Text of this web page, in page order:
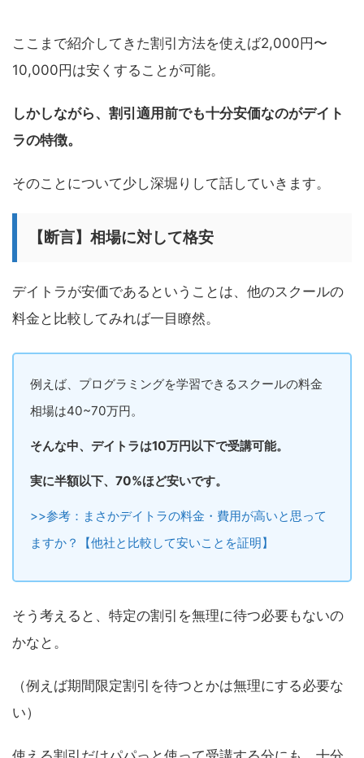
ここまで紹介してきた割引方法を使えば2,000円〜
10,000円は安くすることが可能。
しかしながら、割引適用前でも十分安価なのがデイト
ラの特徴。
そのことについて少し深堀りして話していきます。
【断言】相場に対して格安
デイトラが安価であるということは、他のスクールの
料金と比較してみれば一目瞭然。
例えば、プログラミングを学習できるスクールの料金
相場は40~70万円。
そんな中、デイトラは10万円以下で受講可能。
実に半額以下、70%ほど安いです。
>>参考：まさかデイトラの料金・費用が高いと思って
ますか？【他社と比較して安いことを証明】
そう考えると、特定の割引を無理に待つ必要もないの
かなと。
（例えば期間限定割引を待つとかは無理にする必要な
い）